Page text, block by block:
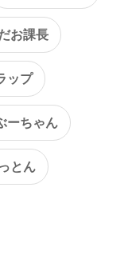
お課長
ップ
ーちゃん
とん